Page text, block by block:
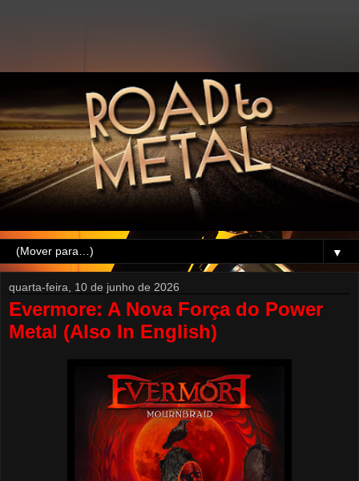
▼
quarta-feira, 10 de junho de 2026
Evermore: A Nova Força do Power
Metal (Also In English)